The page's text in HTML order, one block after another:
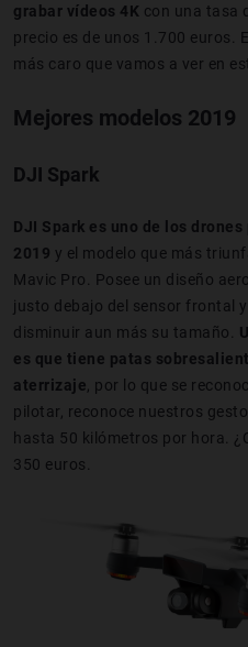
grabar vídeos 4K con una tasa
precio es de unos 1.700 euros.
más caro que vamos a ver en
Mejores modelos 2019
DJI Spark
DJI Spark es uno de los
2019 y el modelo que más
Mavic Pro. Posee un diseño
justo debajo del sensor frontal
disminuir aun más su tamaño.
es que tiene patas
aterrizaje , por lo que se
pilotar, reconoce nuestros
hasta 50 kilómetros por hora.
350 euros.